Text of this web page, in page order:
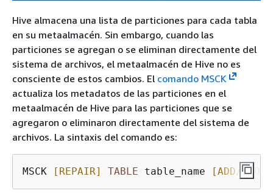
Hive almacena una lista de particiones para cada tabla
en su metaalmacén. Sin embargo, cuando las
particiones se agregan o se eliminan directamente del
sistema de archivos, el metaalmacén de Hive no es
consciente de estos cambios. El comando MSCK
actualiza los metadatos de las particiones en el
metaalmacén de Hive para las particiones que se
agregaron o eliminaron directamente del sistema de
archivos. La sintaxis del comando es:
MSCK [REPAIR] TABLE table_name [ADD/